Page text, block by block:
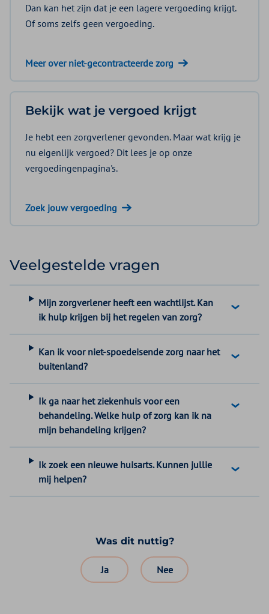
Dan kan het zijn dat je een lagere vergoeding krijgt.
Of soms zelfs geen vergoeding.
Meer over niet-gecontracteerde zorg
Bekijk wat je vergoed krijgt
Je hebt een zorgverlener gevonden. Maar wat krijg je
nu eigenlijk vergoed? Dit lees je op onze
vergoedingenpagina's.
Zoek jouw vergoeding
Veelgestelde vragen
Mijn zorgverlener heeft een wachtlijst. Kan
ik hulp krijgen bij het regelen van zorg?
Kan ik voor niet-spoedeisende zorg naar het
buitenland?
Ik ga naar het ziekenhuis voor een
behandeling. Welke hulp of zorg kan ik na
mijn behandeling krijgen?
Ik zoek een nieuwe huisarts. Kunnen jullie
mij helpen?
Was dit nuttig?
Ja Nee